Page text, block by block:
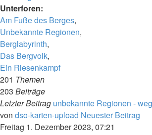
Unterforen:
Am Fuße des Berges,
Unbekannte Regionen,
Berglabyrinth,
Das Bergvolk,
Ein Riesenkampf
201 Themen
203 Beiträge
Letzter Beitrag unbekannte Regionen -
von dso-karten-upload Neuester Beitrag
Freitag 1. Dezember 2023, 07:21